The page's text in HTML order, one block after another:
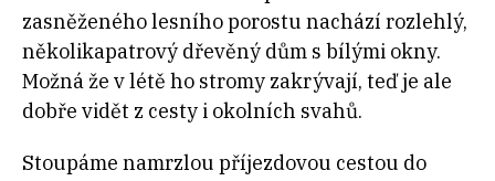
zasněženého lesního porostu nachází rozlehlý,
několikapatrový dřevěný dům s bílými okny.
Možná že v létě ho stromy zakrývají, teď je ale
dobře vidět z cesty i okolních svahů.
Stoupáme namrzlou příjezdovou cestou do